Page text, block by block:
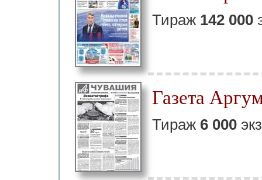
Тираж 142 000
Газета
Тираж 6 000